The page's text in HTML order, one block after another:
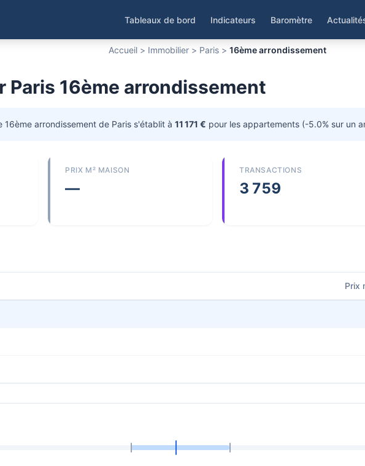
Tableaux de bord Indicateurs Baromètre
Accueil > Immobilier > Paris > 16ème arrondissement
Paris 16ème arrondissement
16ème arrondissement de Paris s'établit à 11 171 € pour les appartements (-5.0% sur un
PRIX M² MAISON
—
TRANSACTIONS
3 759
Prix